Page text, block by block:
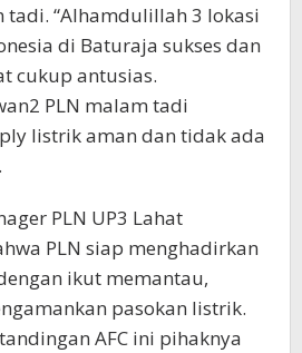
tadi. “Alhamdulillah 3 lokasi
di Baturaja sukses dan
cukup antusias.
PLN malam tadi
listrik aman dan tidak ada
PLN UP3 Lahat
PLN siap menghadirkan
ikut memantau,
pasokan listrik.
AFC ini pihaknya